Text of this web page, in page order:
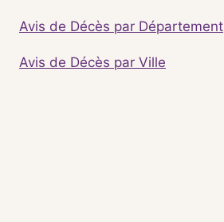
Avis de Décès par Département
Avis de Décès par Ville